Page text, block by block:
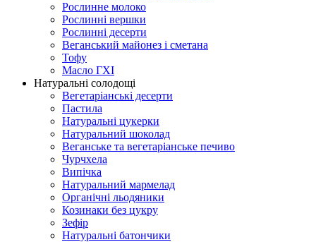
Рослинне молоко
Рослинні вершки
Рослинні десерти
Веганський майонез і сметана
Тофу
Масло ГХІ
Натуральні солодощі
Вегетаріанські десерти
Пастила
Натуральні цукерки
Натуральний шоколад
Веганське та вегетаріанське печиво
Чурчхела
Випічка
Натуральний мармелад
Органічні льодяники
Козинаки без цукру
Зефір
Натуральні батончики